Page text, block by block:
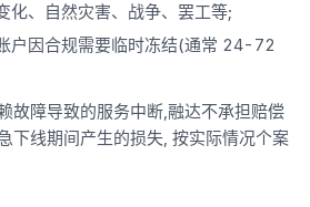
化、自然灾害、战争、罢工等;
户因合规需要临时冻结(通常 24-72
故障导致的服务中断,融达不承担赔偿
下线期间产生的损失, 按实际情况个案